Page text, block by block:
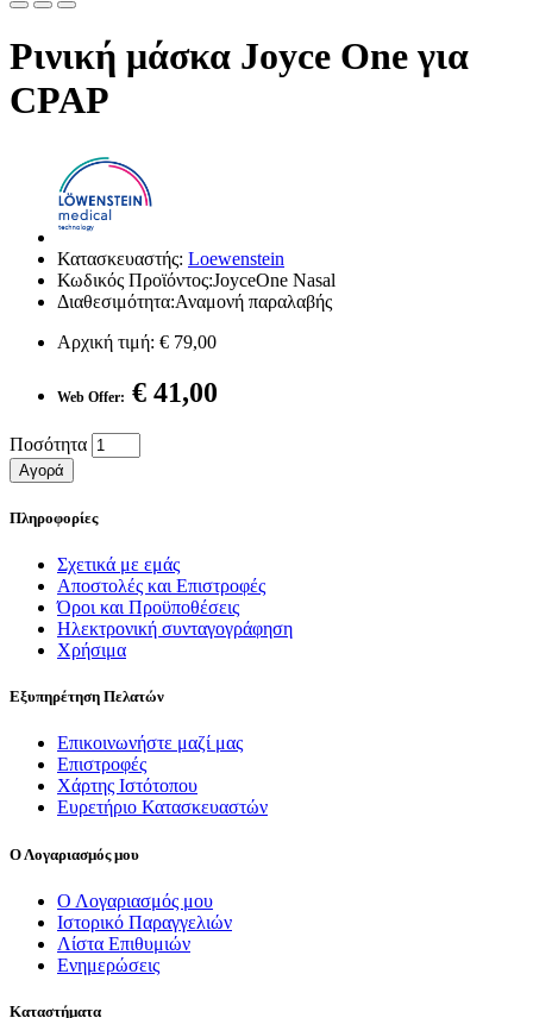
Ρινική μάσκα Joyce One για
CPAP
Κατασκευαστής: Loewenstein
Κωδικός Προϊόντος:JoyceOne Nasal
Διαθεσιμότητα:Αναμονή παραλαβής
Αρχική τιμή: € 79,00
Web Offer: € 41,00
Ποσότητα
Αγορά
Πληροφορίες
Σχετικά με εμάς
Αποστολές και Επιστροφές
Όροι και Προϋποθέσεις
Ηλεκτρονική συνταγογράφηση
Χρήσιμα
Εξυπηρέτηση Πελατών
Επικοινωνήστε μαζί μας
Επιστροφές
Χάρτης Ιστότοπου
Ευρετήριο Κατασκευαστών
Ο Λογαριασμός μου
Ο Λογαριασμός μου
Ιστορικό Παραγγελιών
Λίστα Επιθυμιών
Ενημερώσεις
Καταστήματα